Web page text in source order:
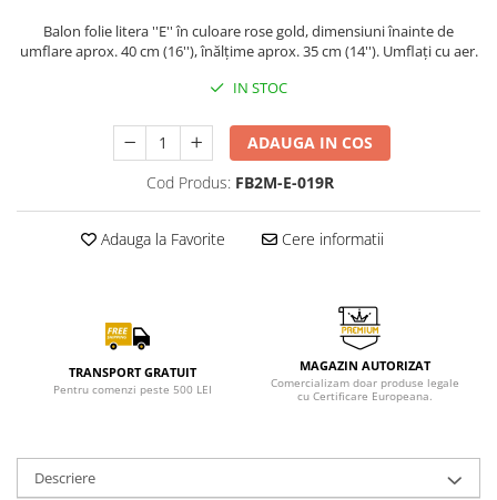
Balon folie litera ''E'' în culoare rose gold, dimensiuni înainte de
umflare aprox. 40 cm (16''), înălțime aprox. 35 cm (14''). Umflați cu aer.
IN STOC
ADAUGA IN COS
Cod Produs: FB2M-E-019R
Adauga la Favorite Cere informatii
TRANSPORT GRATUIT
Pentru comenzi peste 500 LEI
MAGAZIN AUTORIZAT
Comercializam doar produse legale
cu Certificare Europeana.
Descriere